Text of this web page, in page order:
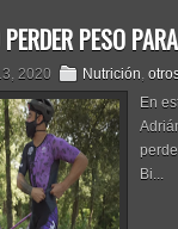
PESO
2020 Nutrición,
En
Bi...